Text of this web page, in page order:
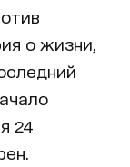
о жизни,
24